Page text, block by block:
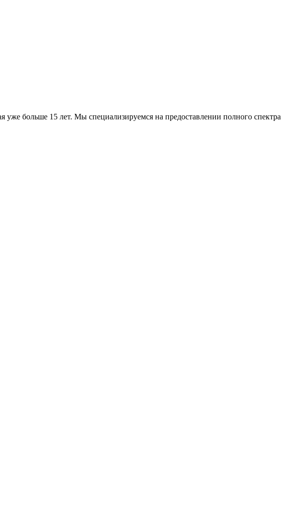
больше 15 лет. Мы специализируемся на предоставлении полного спектра